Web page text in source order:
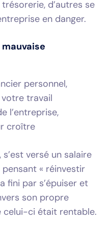
d’autres se
en danger.
personnel,
travail
l’entreprise,
croître
versé un salaire
« réinvestir
fini par s’épuiser et
son propre
celui-ci était rentable.